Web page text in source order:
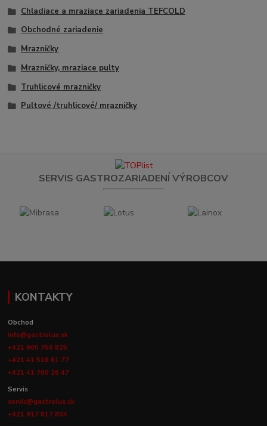
Chladiace a mraziace zariadenia TEFCOLD
Obchodné zariadenie
Mrazničky
Mrazničky, mraziace pulty
Truhlicové mrazničky
Pultové /truhlicové/ mrazničky
SERVIS GASTROZARIADENÍ VÝROBCOV
KONTAKTY
Obchod
info@gastrolux.sk
+421 905 756 825
+421 41 516 61 77
+421 41 700 26 47
Servis
servis@gastrolux.sk
+421 917 817 804